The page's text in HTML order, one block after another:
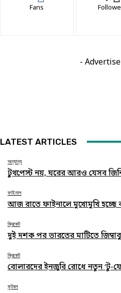
Fans
-
LATEST ARTICLES
অন্যান্য
টুথপেস্ট নয়, ঘরের আরও যেসব
ফাইনাল
আজ রাতে ফাইনালে মুখোমুখি হচ্ছে
ক্রিকেট
দুই দশক পর ভারতের মাটিতে
ক্রিকেট
বোলারদের ইনজুরি রোধে নতুন ‘টু-
ফুটবল